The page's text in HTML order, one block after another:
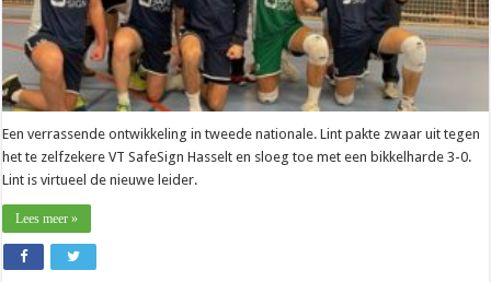
Een verrassende ontwikkeling in tweede nationale. Lint pakte zwaar uit tegen
het te zelfzekere VT SafeSign Hasselt en sloeg toe met een bikkelharde 3-0.
Lint is virtueel de nieuwe leider.
Lees meer »